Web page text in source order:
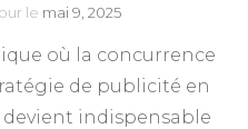
le mai 9, 2025
où la concurrence
de publicité en
devient indispensable